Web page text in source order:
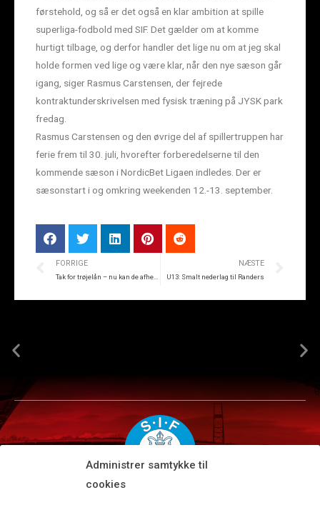
Administrer samtykke til
cookies
førstehold, og så er det også en klar ambition at spille
superliga-fodbold med SIF. Det gælder om at komme
hurtigt tilbage, og derfor handler det lige nu om at jeg skal
holde formen ved lige og være klar, når den nye sæson går
igang, siger Rasmus Carstensen, der fejrede
kontraktunderskrivelsen med fysisk træning på JYSK park
fredag.
Rasmus Carstensen og den øvrige del af spillertruppen har
ferie frem til 30. juli, hvorefter forberedelserne til den
kommende sæson i NordicBet Ligaen indledes. Der er
sæsonstart i og omkring weekenden 12.-13. september.
FORRIGE NÆSTE
U13: Smalt nederlag til Randers